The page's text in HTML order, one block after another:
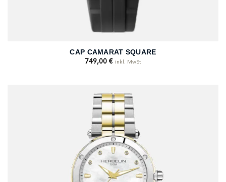
CAP CAMARAT SQUARE
749,00 € inkl. MwSt